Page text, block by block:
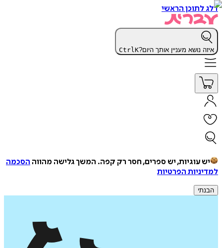
דלג לתוכן הראשי
איזה נושא מעניין אותך היום? CtrlK
יש עוגיות, יש ספרים, חסר רק קפה. המשך גלישה מהווה הסכמה
למדיניות הפרטיות
הבנתי